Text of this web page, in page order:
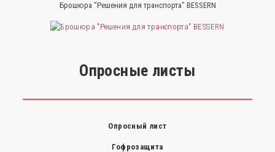
Брошюра "Решения для транспорта" BESSERN
Опросные листы
Опросный лист
Гофрозащита